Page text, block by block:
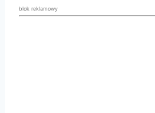
blok reklamowy